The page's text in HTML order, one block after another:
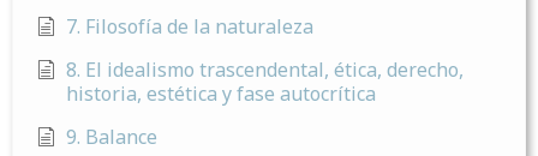
7. Filosofía de la naturaleza
8. El idealismo trascendental, ética, derecho,
historia, estética y fase autocrítica
9. Balance